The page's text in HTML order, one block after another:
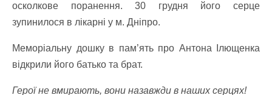
осколкове поранення. 30 грудня його серце
зупинилося в лікарні у м. Дніпро.
Меморіальну дошку в пам’ять про Антона Ілющенка
відкрили його батько та брат.
Герої не вмирають, вони назавжди в наших серцях!